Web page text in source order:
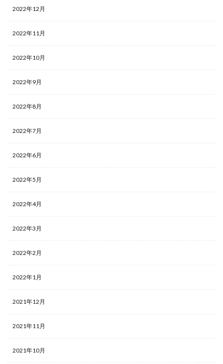
2022年12月
2022年11月
2022年10月
2022年9月
2022年8月
2022年7月
2022年6月
2022年5月
2022年4月
2022年3月
2022年2月
2022年1月
2021年12月
2021年11月
2021年10月